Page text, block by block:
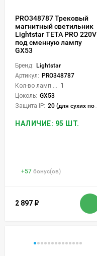
PRO348787 Трековый
магнитный светильник
Lightstar TETA PRO 220V
под сменную лампу
GX53
Бренд: Lightstar
Артикул: PRO348787
1
Цоколь: GX53
Защита IP: 20 (для сухих пом.)
НАЛИЧИЕ: 95 ШТ.
+57 бонус(ов)
2 897 ₽